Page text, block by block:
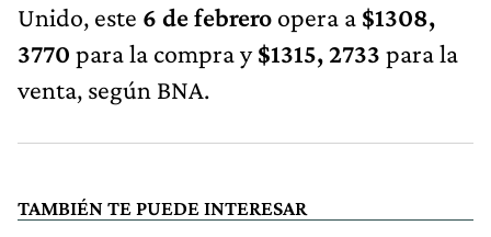
Unido, este 6 de febrero opera a $1308,
3770 para la compra y$1315, 2733 para la
venta, según BNA.
TAMBIÉN TE PUEDE INTERESAR